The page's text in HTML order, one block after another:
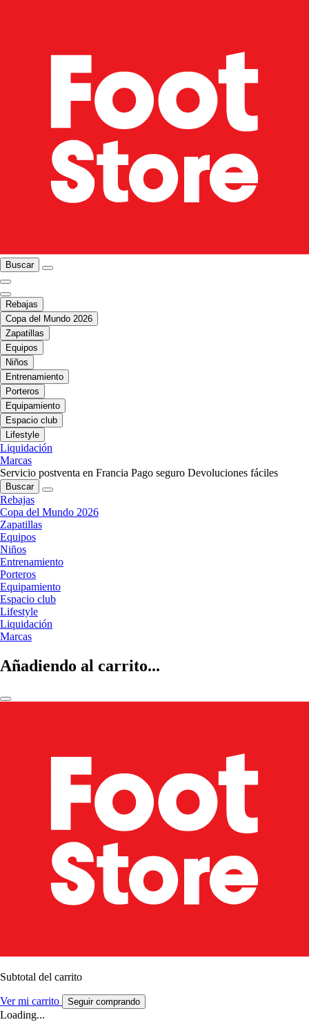
Buscar
Rebajas
Copa del Mundo 2026
Zapatillas
Equipos
Niños
Entrenamiento
Porteros
Equipamiento
Espacio club
Lifestyle
Liquidación
Marcas
Servicio postventa en Francia Pago seguro Devoluciones fáciles
Buscar
Rebajas
Copa del Mundo 2026
Zapatillas
Equipos
Niños
Entrenamiento
Porteros
Equipamiento
Espacio club
Lifestyle
Liquidación
Marcas
Añadiendo al carrito...
Subtotal del carrito
Ver mi carrito Seguir comprando
Loading...